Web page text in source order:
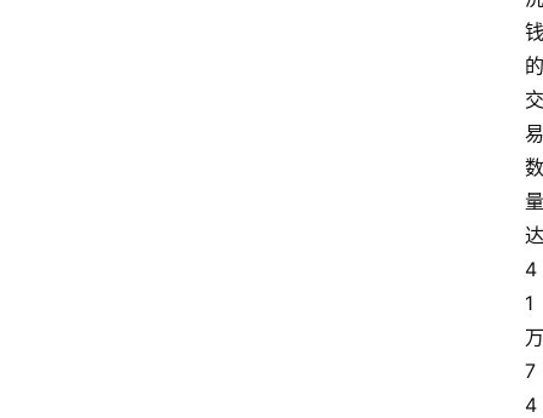
钱
的
交
易
数
量
达
4
1
万
7
4